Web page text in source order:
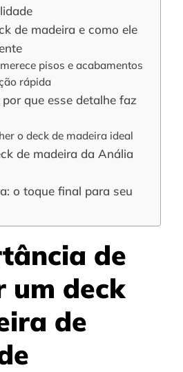
de madeira e como ele
pisos e acabamentos
rápida
que esse detalhe faz
o deck de madeira ideal
de madeira da Anália
o toque final para seu
de
um deck
de